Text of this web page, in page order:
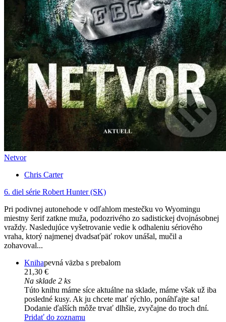
Netvor
Chris Carter
6. diel série Robert Hunter (SK)
Pri podivnej autonehode v odľahlom mestečku vo Wyomingu
miestny šerif zatkne muža, podozrivého zo sadistickej dvojnásobnej
vraždy. Nasledujúce vyšetrovanie vedie k odhaleniu sériového
vraha, ktorý najmenej dvadsaťpäť rokov unášal, mučil a
zohavoval...
Knihapevná väzba s prebalom
21,30 €
Na sklade 2 ks
Túto knihu máme síce aktuálne na sklade, máme však už iba
posledné kusy. Ak ju chcete mať rýchlo, ponáhľajte sa!
Dodanie ďalších môže trvať dlhšie, zvyčajne do troch dní.
Pridať do zoznamu